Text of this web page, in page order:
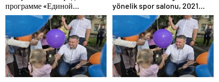
программе «Единой
России»-2021 открылся
адаптивный спортзал «Новая
высота»
yönelik spor salonu, 2021
Birleşik Rusya Halk Programı
kapsamında Saratov’da açıldı